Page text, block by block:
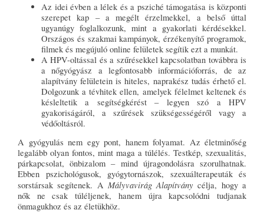
Az idei évben a lélek és a psziché támogatása is központi
szerepet kap – a megélt érzelmekkel, a belső úttal
ugyanúgy foglalkozunk, mint a gyakorlati kérdésekkel.
Országos és szakmai kampányok, érzékenyítő programok,
filmek és megújuló online felületek segítik ezt a munkát.
A HPV-oltással és a szűrésekkel kapcsolatban továbbra is
a nőgyógyász a legfontosabb információforrás, de az
alapítvány felületein is hiteles, naprakész tudás érhető el.
Dolgozunk a tévhitek ellen, amelyek félelmet keltenek és
késleltetik a segítségkérést – legyen szó a HPV
gyakoriságáról, a szűrések szükségességéről vagy a
védőoltásról.
A gyógyulás nem egy pont, hanem folyamat. Az életminőség
legalább olyan fontos, mint maga a túlélés. Testkép, szexualitás,
párkapcsolat, önbizalom – mind újragondolásra szorulhatnak.
Ebben pszichológusok, gyógytornászok, szexuálterapeuták és
sorstársak segítenek. A Mályvavirág Alapítvány célja, hogy a
nők ne csak túléljenek, hanem újra kapcsolódni tudjanak
önmagukhoz és az életükhöz.